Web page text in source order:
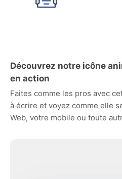
Découvrez notre icône
en action
Faites comme les pros avec
à écrire et voyez comme elle
Web, votre mobile ou toute